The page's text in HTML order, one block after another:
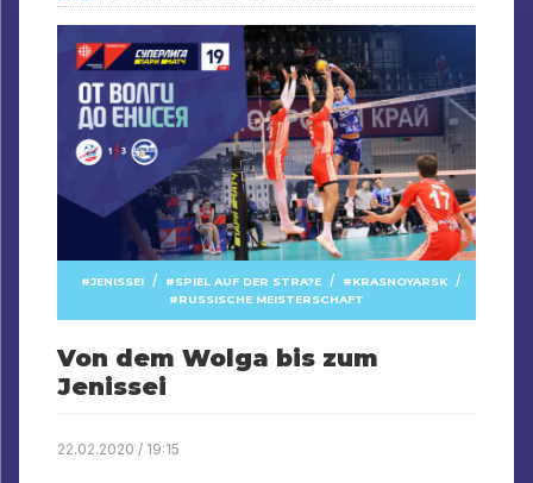
JENISSEI / SPIEL AUF DER STRA?E / KRASNOYARSK /
RUSSISCHE MEISTERSCHAFT
Von dem Wolga bis zum
Jenissei
22.02.2020 / 19:15